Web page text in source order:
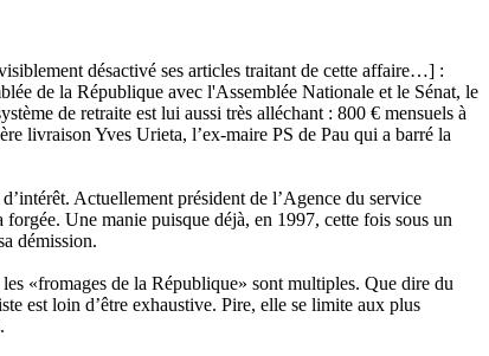
désactivé ses articles traitant de cette affaire…] :
de la République avec l'Assemblée Nationale et le Sénat, le
de retraite est lui aussi très alléchant : 800 € mensuels à
livraison Yves Urieta, l’ex-maire PS de Pau qui a barré la
Actuellement président de l’Agence du service
Une manie puisque déjà, en 1997, cette fois sous un
démission.
«fromages de la République» sont multiples. Que dire du
est loin d’être exhaustive. Pire, elle se limite aux plus